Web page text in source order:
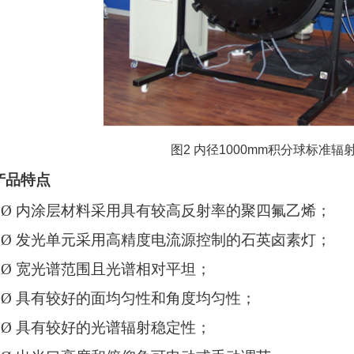
图 2 内径1000mm积分球标准辐
品特点
Ø 内涂层材料采用具有较高反射率的聚四氟乙烯；
Ø 发光单元采用高精度电流源控制的石英卤素灯；
Ø 宽光谱范围且光谱相对平坦；
Ø 具有较好的面均匀性和角度均匀性；
Ø 具有较好的光谱辐射稳定性；